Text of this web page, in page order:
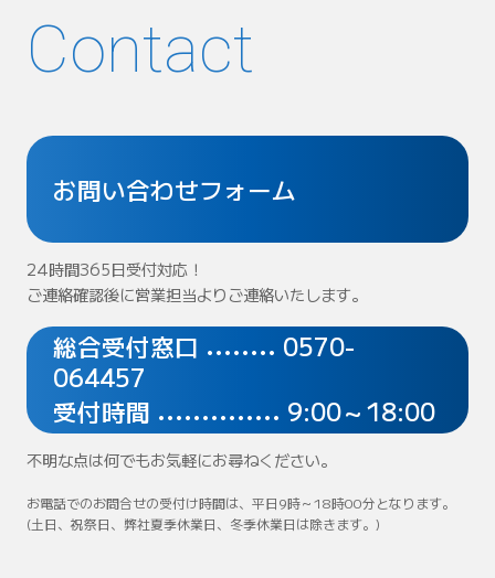
Contact
お問い合わせフォーム
24時間365日受付対応！
ご連絡確認後に営業担当よりご連絡いたします。
総合受付窓口 •••••••• 0570-
064457
受付時間 •••••••••••••• 9:00～18:00
不明な点は何でもお気軽にお尋ねください。
お電話でのお問合せの受付け時間は、平日9時～18時00分となります。
(土日、祝祭日、弊社夏季休業日、冬季休業日は除きます。)